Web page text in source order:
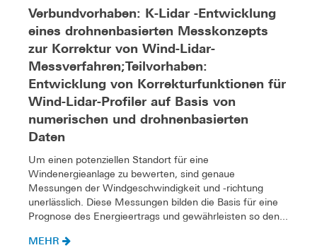
Verbundvorhaben: K-Lidar -Entwicklung
eines drohnenbasierten Messkonzepts
zur Korrektur von Wind-Lidar-
Messverfahren;Teilvorhaben:
Entwicklung von Korrekturfunktionen für
Wind-Lidar-Profiler auf Basis von
numerischen und drohnenbasierten
Daten
Um einen potenziellen Standort für eine
Windenergieanlage zu bewerten, sind genaue
Messungen der Windgeschwindigkeit und -richtung
unerlässlich. Diese Messungen bilden die Basis für eine
Prognose des Energieertrags und gewährleisten so den...
MEHR